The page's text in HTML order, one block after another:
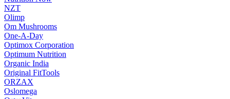
NZT
Olimp
Om Mushrooms
One-A-Day
Optimox Corporation
Optimum Nutrition
Organic India
Original FitTools
ORZAX
Oslomega